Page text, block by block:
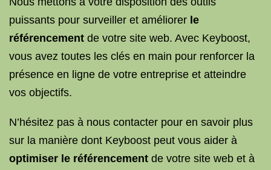
puissants pour surveiller et améliorer le
référencement de votre site web. Avec Keyboost,
vous avez toutes les clés en main pour renforcer la
présence en ligne de votre entreprise et atteindre
vos objectifs.
N’hésitez pas à nous contacter pour en savoir plus
sur la manière dont Keyboost peut vous aider à
optimiser le référencement de votre site web et à